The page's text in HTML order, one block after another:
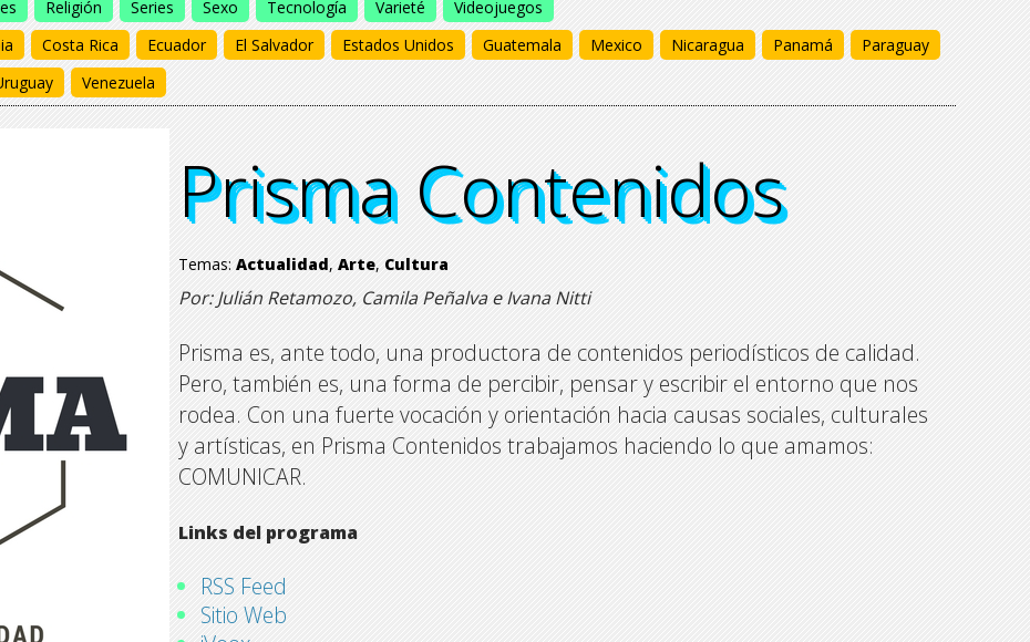
Religión Series Sexo Tecnología Varieté
Videojuegos
Costa Rica Ecuador El Salvador Estados Unidos Guatemala Mexico Nicaragua Panamá
Paraguay
Venezuela
Prisma Contenidos
Prisma Contenidos
Prisma Contenidos
Prisma Contenidos
Temas:Actualidad,Arte, Cultura
Por: Julián Retamozo, Camila Peñalva e Ivana Nitti
Prisma es, ante todo, una productora de contenidos periodísticos de calidad.
Pero, también es, una forma de percibir, pensar y escribir el entorno que nos
rodea. Con una fuerte vocación y orientación hacia causas sociales, culturales
y artísticas, en Prisma Contenidos trabajamos haciendo lo que amamos:
COMUNICAR.
Links del programa
RSS Feed
Sitio Web